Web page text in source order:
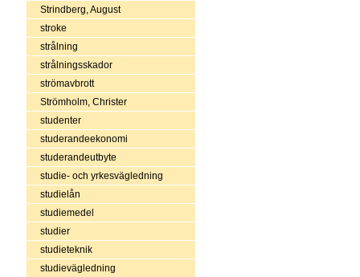
Strindberg, August
stroke
strålning
strålningsskador
strömavbrott
Strömholm, Christer
studenter
studerandeekonomi
studerandeutbyte
studie- och yrkesvägledning
studielån
studiemedel
studier
studieteknik
studievägledning